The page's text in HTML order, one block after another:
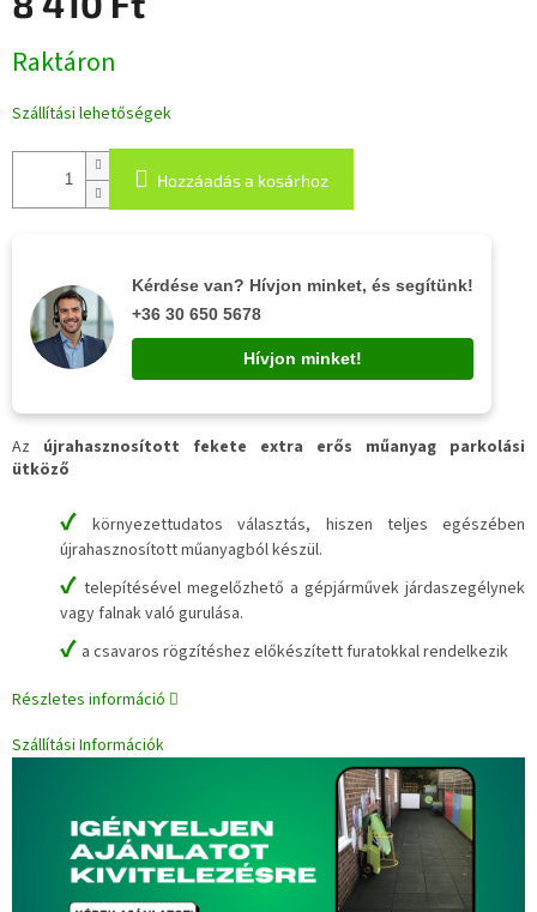
Raktáron
Szállítási lehetőségek
Hozzáadás a kosárhoz
Kérdése van? Hívjon minket, és segítünk!
+36 30 650 5678
Hívjon minket!
Az újrahasznosított fekete extra erős műanyag parkolási
ütköző
✔környezettudatos választás, hiszen teljes egészében
újrahasznosított műanyagból készül.
✔ telepítésével megelőzhető a gépjárművek járdaszegélynek
vagy falnak való gurulása.
✔ a csavaros rögzítéshez előkészített furatokkal rendelkezik
Részletes információ
Szállítási Információk